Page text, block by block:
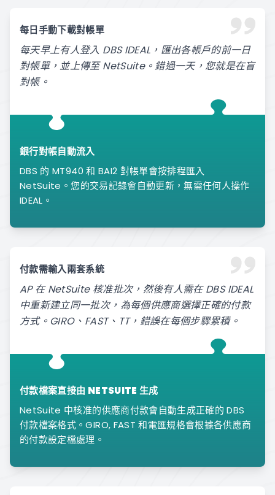
每日手動下載對帳單
每天早上有人登入 DBS IDEAL，匯出各帳戶的前一日
對帳單，並上傳至 NetSuite。錯過一天，您就是在盲
對帳。
銀行對帳自動流入
DBS 的 MT940 和 BAI2 對帳單會按排程匯入
NetSuite。您的交易記錄會自動更新，無需任何人操作
IDEAL。
付款需輸入兩套系統
AP 在 NetSuite 核准批次，然後有人需在 DBS IDEAL
中重新建立同一批次，為每個供應商選擇正確的付款
方式。GIRO、FAST、TT，錯誤在每個步驟累積。
付款檔案直接由 NETSUITE 生成
NetSuite 中核准的供應商付款會自動生成正確的 DBS
付款檔案格式。GIRO, FAST 和電匯規格會根據各供應商
的付款設定檔處理。